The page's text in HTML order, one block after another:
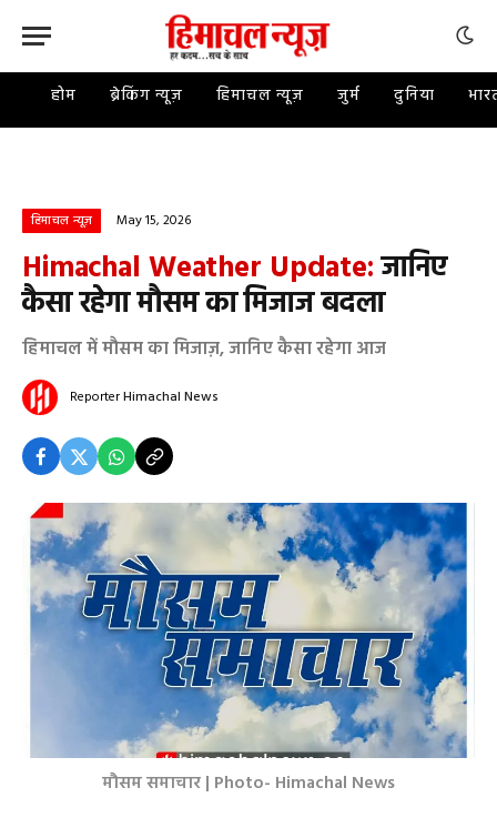
होम ब्रेकिंग न्यूज़ हिमाचल न्यूज़ जुर्म दुनिया
हिमाचल न्यूज़ May 15, 2026
Himachal Weather Update:जानिए
कैसा रहेगा मौसम का मिजाज बदला
हिमाचल में मौसम का मिजाज़, जानिए कैसा रहेगा आज
ReporterHimachal News
मौसम समाचार | Photo- Himachal News